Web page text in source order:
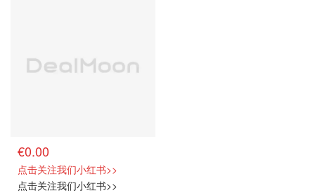
€0.00
点击关注我们小红书>>
点击关注我们小红书>>